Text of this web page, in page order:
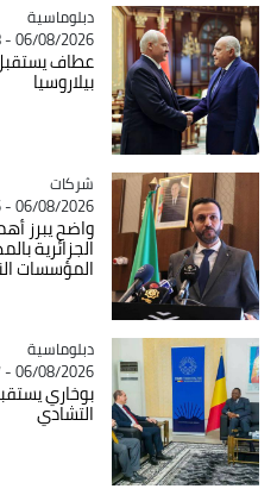
Catégorie
دبلوماسية
06/08/2026 - 14:48
عطاف
بيلاروسيا
Catégorie
شركات
06/08/2026 - 14:26
واضح يبرز
الجزائرية
المؤسسات
Catégorie
دبلوماسية
06/08/2026 - 14:17
بوخاري
التشادي